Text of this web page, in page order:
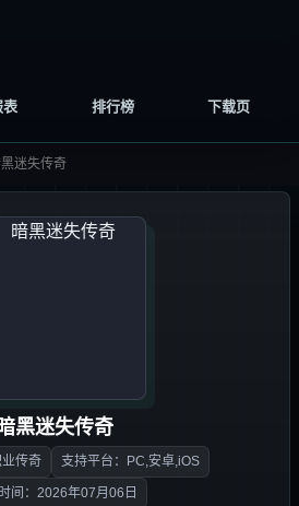
表 排行榜 下载页
迷失传奇
黑迷失传奇
传奇 支持平台：PC,安卓,iOS
间：2026年07月06日